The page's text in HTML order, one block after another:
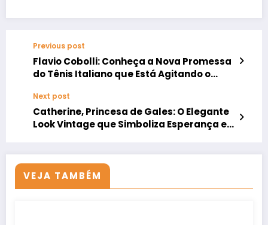
Previous post
Flavio Cobolli: Conheça a Nova Promessa
do Tênis Italiano que Está Agitando o
Next post
Catherine, Princesa de Gales: O Elegante
Look Vintage que Simboliza Esperança e
VEJA TAMBÉM